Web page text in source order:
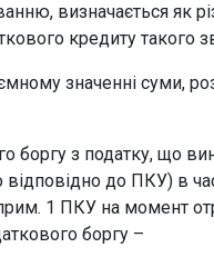
визначається як
кредиту такого
значенні суми,
з податку, що
відповідно до ПКУ) в
прим. 1 ПКУ на момент
боргу –